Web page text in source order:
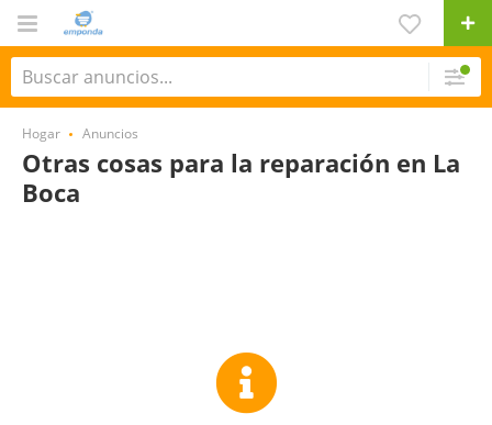
Hogar Anuncios
Otras cosas para la reparación en La
Boca